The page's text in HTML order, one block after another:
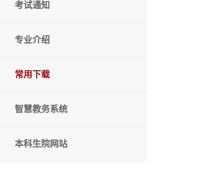
考试通知
专业介绍
常用下载
智慧教务系统
本科生院网站